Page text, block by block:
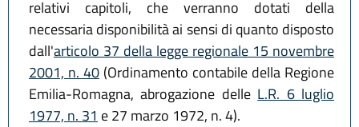
relativi capitoli, che verranno dotati della
necessaria disponibilità ai sensi di quanto disposto
dall'articolo 37 della legge regionale 15 novembre
2001, n. 40 (Ordinamento contabile della Regione
Emilia-Romagna, abrogazione delle L.R. 6 luglio
1977, n. 31 e 27 marzo 1972, n. 4).